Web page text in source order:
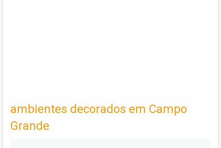
ambientes decorados em Campo
Grande